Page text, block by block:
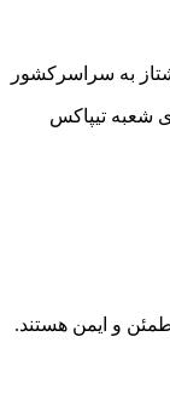
به سراسرکشور
شعبه تیپاکس
و ایمن هستند.